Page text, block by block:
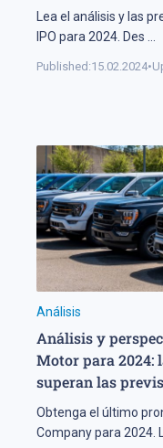
Lea el análisis y las
IPO para 2024. Des ...
Published:15.02.2024•
Análisis
Análisis y
Motor para 2024:
superan las
Obtenga el último
Company para 2024.